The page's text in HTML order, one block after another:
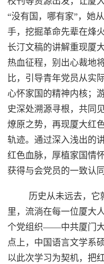
“没有国，哪有家”，她
手，挖掘革命先辈在烽
长汀文稿的讲解重现厦
热血征程，别出心裁地
比，引导青年党员从实
心怀家国的精神内核；
史深处溯源寻根，共同
燎原之势，再现厦大红
轨迹。通过深入浅出的
红色血脉，厚植家国情
获得与会党员的一致认同
历史从未远去，它
里，流淌在每一位厦大
个党组织——中共厦门
点上，中国语言文学系
以此次学习为契机，把